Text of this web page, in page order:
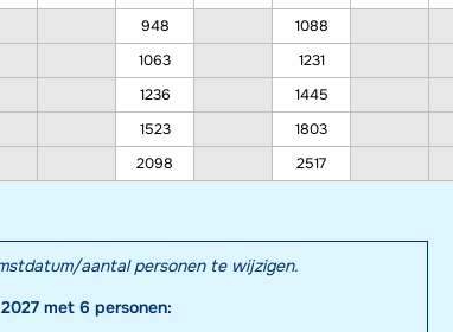
948
1088
1063
1231
1236
1445
1523
1803
2098
2517
aantal personen te wijzigen.
met 6 personen: